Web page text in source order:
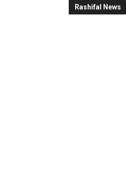
Rashifal News